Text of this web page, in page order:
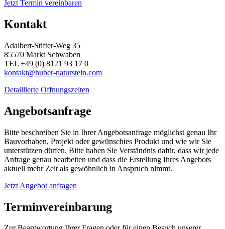
Jetzt Termin vereinbaren
Kontakt
Adalbert-Stifter-Weg 35
85570 Markt Schwaben
TEL +49 (0) 8121 93 17 0
kontakt@huber-naturstein.com
Detaillierte Öffnungszeiten
Angebotsanfrage
Bitte beschreiben Sie in Ihrer Angebotsanfrage möglichst genau Ihr
Bauvorhaben, Projekt oder gewünschtes Produkt und wie wir Sie
unterstützen dürfen. Bitte haben Sie Verständnis dafür, dass wir jede
Anfrage genau bearbeiten und dass die Erstellung Ihres Angebots
aktuell mehr Zeit als gewöhnlich in Anspruch nimmt.
Jetzt Angebot anfragen
Terminvereinbarung